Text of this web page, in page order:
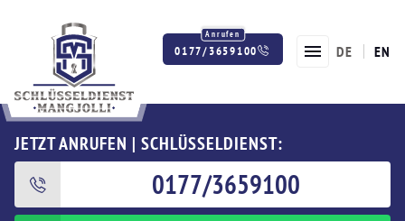
0177/3659100 DE EN
JETZT ANRUFEN | SCHLÜSSELDIENST:
0177/3659100